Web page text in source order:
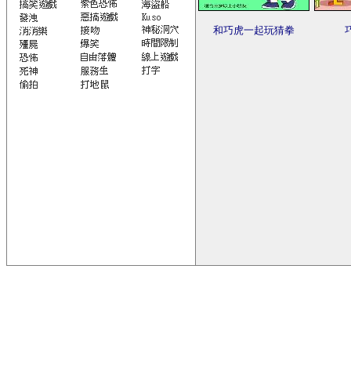
和巧虎一起玩猜拳